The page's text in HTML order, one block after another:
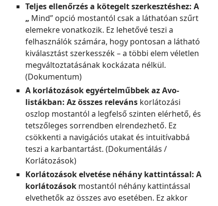
Teljes ellenőrzés a kötegelt szerkesztéshez: A
„ Mind” opció mostantól csak a láthatóan szűrt
elemekre vonatkozik. Ez lehetővé teszi a
felhasználók számára, hogy pontosan a látható
kiválasztást szerkesszék – a többi elem véletlen
megváltoztatásának kockázata nélkül.
(Dokumentum)
A korlátozások egyértelműbbek az Avo-
listákban: Az összes releváns korlátozási
oszlop mostantól a legfelső szinten elérhető, és
tetszőleges sorrendben elrendezhető. Ez
csökkenti a navigációs utakat és intuitívabbá
teszi a karbantartást. (Dokumentálás /
Korlátozások)
Korlátozások elvetése néhány kattintással: A
korlátozások mostantól néhány kattintással
elvethetők az összes avo esetében. Ez akkor